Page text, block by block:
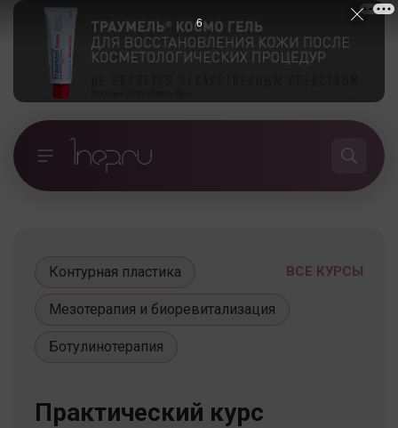
ВСЕ КУРСЫ
Контурная пластика
Мезотерапия и биоревитализация
Ботулинотерапия
Практический курс
5